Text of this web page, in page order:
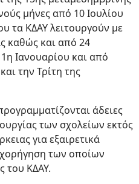
μήνες από 10 Ιουλίου
τα ΚΔΑΥ λειτουργούν με
καθώς και από 24
Ιανουαρίου και από
την Τρίτη της
άδειες
των σχολείων εκτός
για εξαιρετικά
των οποίων
του ΚΔΑΥ.